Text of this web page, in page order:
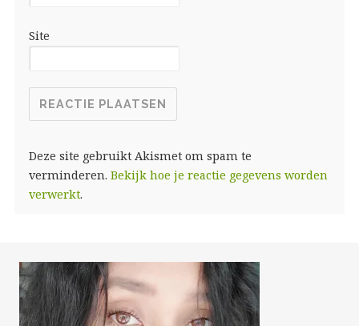
Site
Deze site gebruikt Akismet om spam te
verminderen. Bekijk hoe je reactie gegevens worden
verwerkt.